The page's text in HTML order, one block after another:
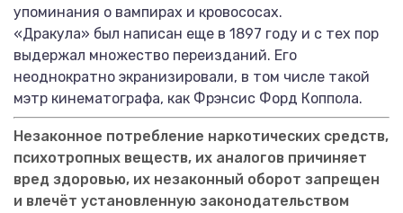
упоминания о вампирах и кровососах.
«Дракула» был написан еще в 1897 году и с тех пор
выдержал множество переизданий. Его
неоднократно экранизировали, в том числе такой
мэтр кинематографа, как Фрэнсис Форд Коппола.
Незаконное потребление наркотических средств,
психотропных веществ, их аналогов причиняет
вред здоровью, их незаконный оборот запрещен
и влечёт установленную законодательством